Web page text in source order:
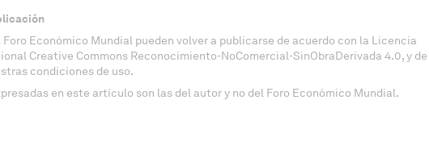
Económico Mundial pueden volver a publicarse de acuerdo con la Licencia
Creative Commons Reconocimiento-NoComercial-SinObraDerivada 4.0, y de
condiciones de uso.
en este artículo son las del autor y no del Foro Económico Mundial.